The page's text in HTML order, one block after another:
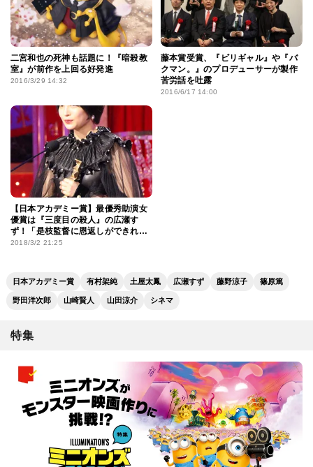
二宮和也の死神も話題に！『暗殺教
室』が前作を上回る好発進
2016/3/29 14:32
藤本賞受賞、『ビリギャル』や『バ
クマン。』のプロデューサーが製作
苦労話を吐露
2016/6/17 14:00
【日本アカデミー賞】最優秀助演女
優賞は『三度目の殺人』の広瀬す
ず！「是枝監督に恩返しができれ
ば」
2018/3/2 21:25
日本アカデミー賞 有村架純 土屋太鳳 広瀬すず 藤野涼子 篠原篤
野田洋次郎 山崎賢人 山田涼介 シネマ
特集